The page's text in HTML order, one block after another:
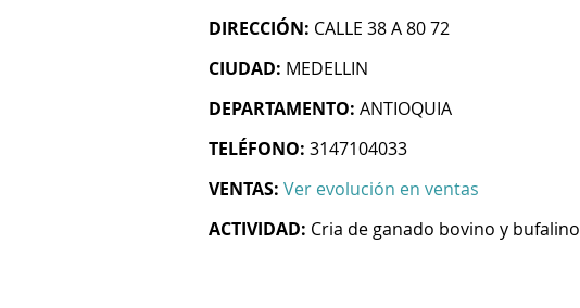
DIRECCIÓN: CALLE 38 A 80 72
CIUDAD: MEDELLIN
DEPARTAMENTO: ANTIOQUIA
TELÉFONO: 3147104033
VENTAS: Ver evolución en ventas
ACTIVIDAD: Cria de ganado bovino y bufalino